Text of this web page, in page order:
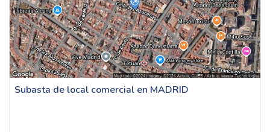
Subasta de local comercial en MADRID